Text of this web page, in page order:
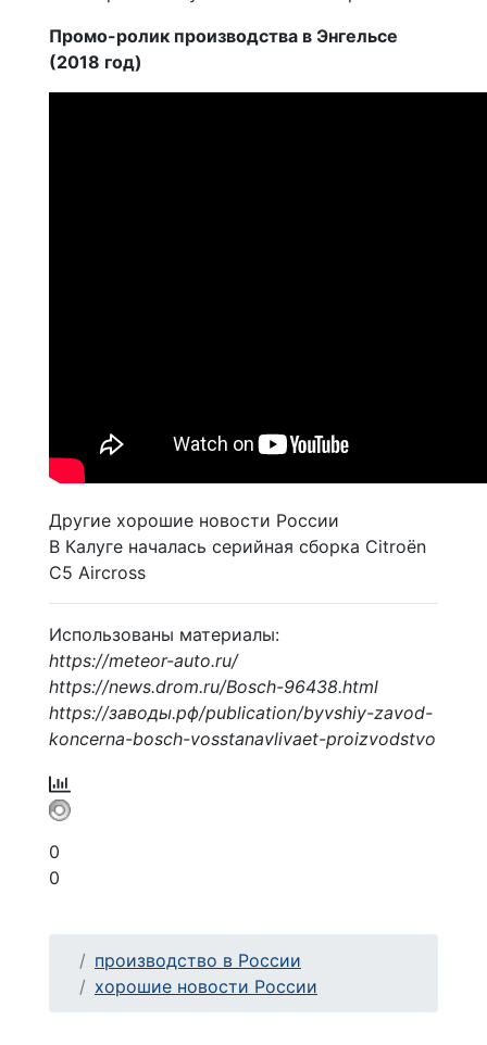
Промо-ролик производства в Энгельсе
(2018 год)
Другие хорошие новости России
В Калуге началась серийная сборка Citroën
С5 Aircross
Использованы материалы:
https://meteor-auto.ru/
https://news.drom.ru/Bosch-96438.html
https://заводы.рф/publication/byvshiy-zavod-
koncerna-bosch-vosstanavlivaet-proizvodstvo
0
0
производство в России
хорошие новости России